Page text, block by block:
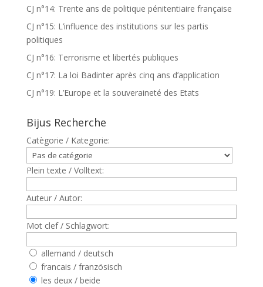
CJ n°14: Trente ans de politique pénitentiaire française
CJ n°15: L’influence des institutions sur les partis
politiques
CJ n°16: Terrorisme et libertés publiques
CJ n°17: La loi Badinter après cinq ans d’application
CJ n°19: L’Europe et la souveraineté des Etats
Bijus Recherche
Catègorie / Kategorie:
Plein texte / Volltext:
Auteur / Autor:
Mot clef / Schlagwort:
allemand / deutsch
francais / französisch
les deux / beide